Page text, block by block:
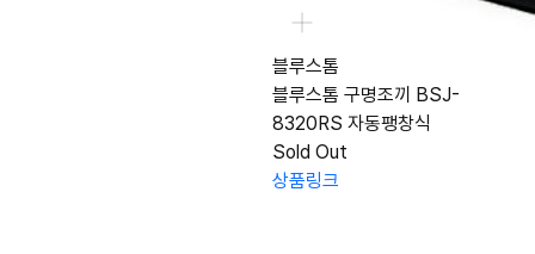
블루스톰
블루스톰 구명조끼 BSJ-
8320RS 자동팽창식
Sold Out
상품링크